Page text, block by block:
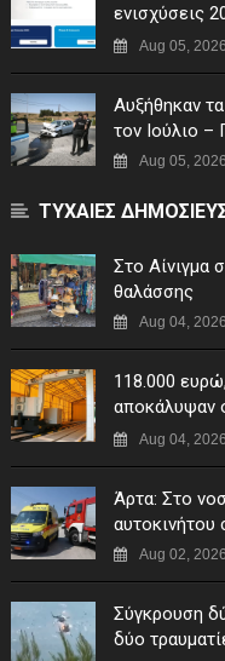
ενισχύσεις
ΑίτησηAug 05, 2026
Αυξήθηκαν
τον Ιούλιο
Aug 05, 2026
ΤΥΧΑΙΕΣ
Στο Αίνιγμα
θαλάσσης
Aug 04, 2026
118.000
αποκάλυψαν
Μαυρομάτι
Aug 04, 2026
Άρτα: Στο
αυτοκινήτου
Aug 02, 2026
Σύγκρουση
δύο